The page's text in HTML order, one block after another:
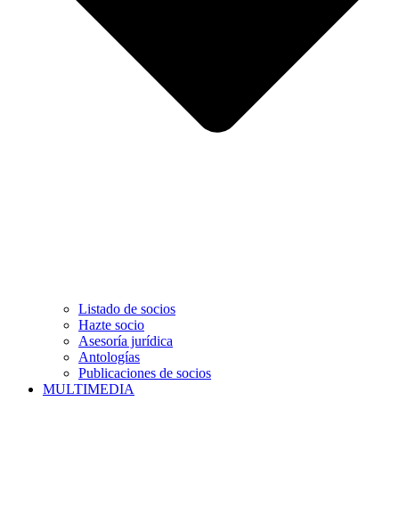
Listado de socios
Hazte socio
Asesoría jurídica
Antologías
Publicaciones de socios
MULTIMEDIA